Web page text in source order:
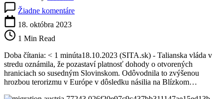
Žiadne komentáreTaliansko
so
Slovinskom,
bojí
sa
terorizmu
18. októbra 2023
1 Min Read
Doba čítania: < 1 minúta18.10.2023 (SITA.sk) - Talianska vláda v
stredu oznámila, že pozastaví platnosť dohody o otvorených
hraniciach so susedným Slovinskom. Odôvodnila to zvýšenou
hrozbou terorizmu v Európe v dôsledku násilia na Blízkom…